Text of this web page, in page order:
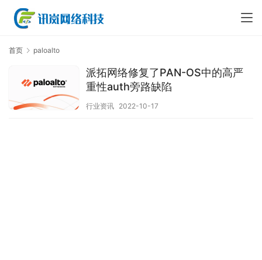
首页 paloalto
派拓网络修复了PAN-OS中的高严
重性auth旁路缺陷
行业资讯 2022-10-17